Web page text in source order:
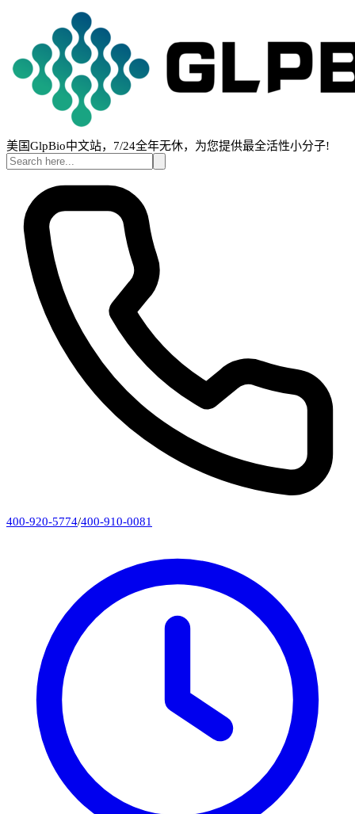
美国GlpBio中文站，7/24全年无休，为您提供最全活性小分子!
400-920-5774/400-910-0081